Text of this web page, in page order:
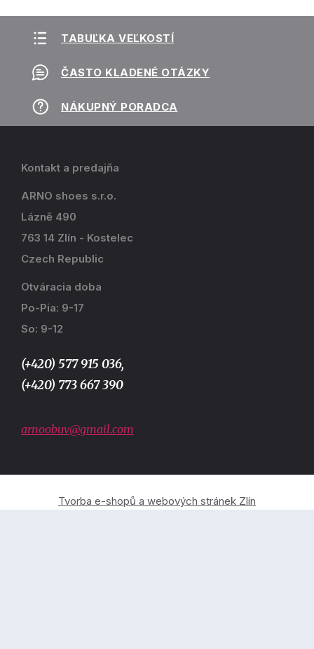
TABUĽKA VEĽKOSTÍ
ČASTO KLADENÉ OTÁZKY
NÁKUPNÝ PORADCA
Kontakt a predajňa
ARNO shoes s.r.o.
Lázně 490
763 14 Zlín - Kostelec
Czech Republic
Otváracia doba
Po-Pia: 9-17
So: 9-12
(+420) 577 915 036,
(+420) 773 667 390
arnoobuv@gmail.com
Tvorba e-shopů a webových stránek Zlín